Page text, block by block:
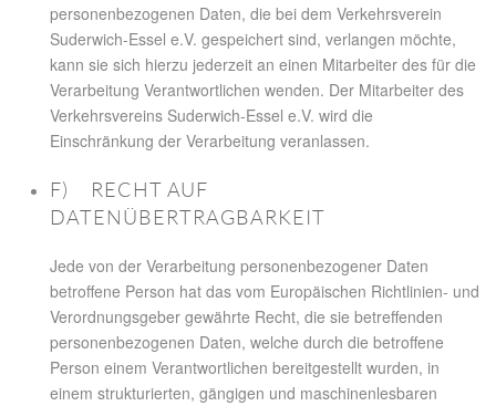
personenbezogenen Daten, die bei dem Verkehrsverein
Suderwich-Essel e.V. gespeichert sind, verlangen möchte,
kann sie sich hierzu jederzeit an einen Mitarbeiter des für die
Verarbeitung Verantwortlichen wenden. Der Mitarbeiter des
Verkehrsvereins Suderwich-Essel e.V. wird die
Einschränkung der Verarbeitung veranlassen.
F) RECHT AUF
DATENÜBERTRAGBARKEIT
Jede von der Verarbeitung personenbezogener Daten
betroffene Person hat das vom Europäischen Richtlinien- und
Verordnungsgeber gewährte Recht, die sie betreffenden
personenbezogenen Daten, welche durch die betroffene
Person einem Verantwortlichen bereitgestellt wurden, in
einem strukturierten, gängigen und maschinenlesbaren